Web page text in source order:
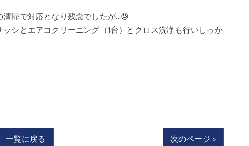
掃で対応となり残念でしたが…😓
シとエアコクリーニング（1台）とクロス洗浄も行いしっか
一覧に戻る 次のページ >